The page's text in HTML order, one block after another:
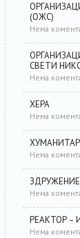
(ОЖС)
Нема
СВЕТИ
Нема
ХЕРА
Нема
Нема
Нема
РЕАКТОР –
Нема